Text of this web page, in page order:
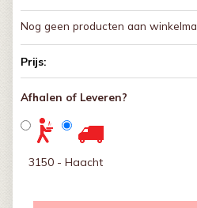
Nog geen producten aan
Prijs:
Afhalen of Leveren?
3150 - Haacht